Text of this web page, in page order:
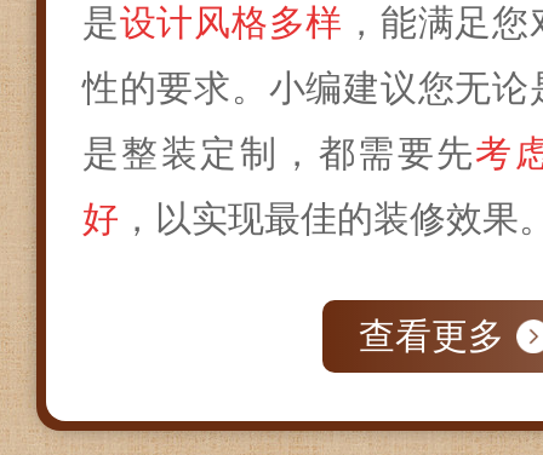
是设计风格多样 ，能满足
性的要求。小编建议您无
是整装定制，都需要先考
好 ，以实现最佳的装修效果
查看更多